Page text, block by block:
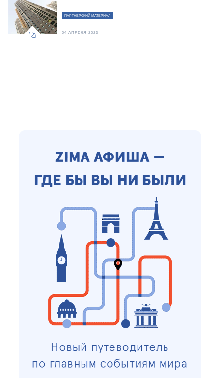
ПАРТНЕРСКИЙ МАТЕРИАЛ
04 АПРЕЛЯ 2023